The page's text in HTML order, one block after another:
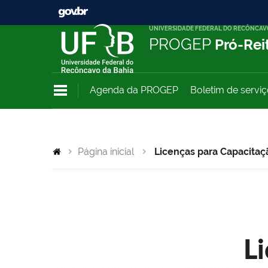
UNIVERSIDADE FEDERAL DO
PROGEP Pró-
Agenda da PROGEP Boletim de
Página inicial Licenças para